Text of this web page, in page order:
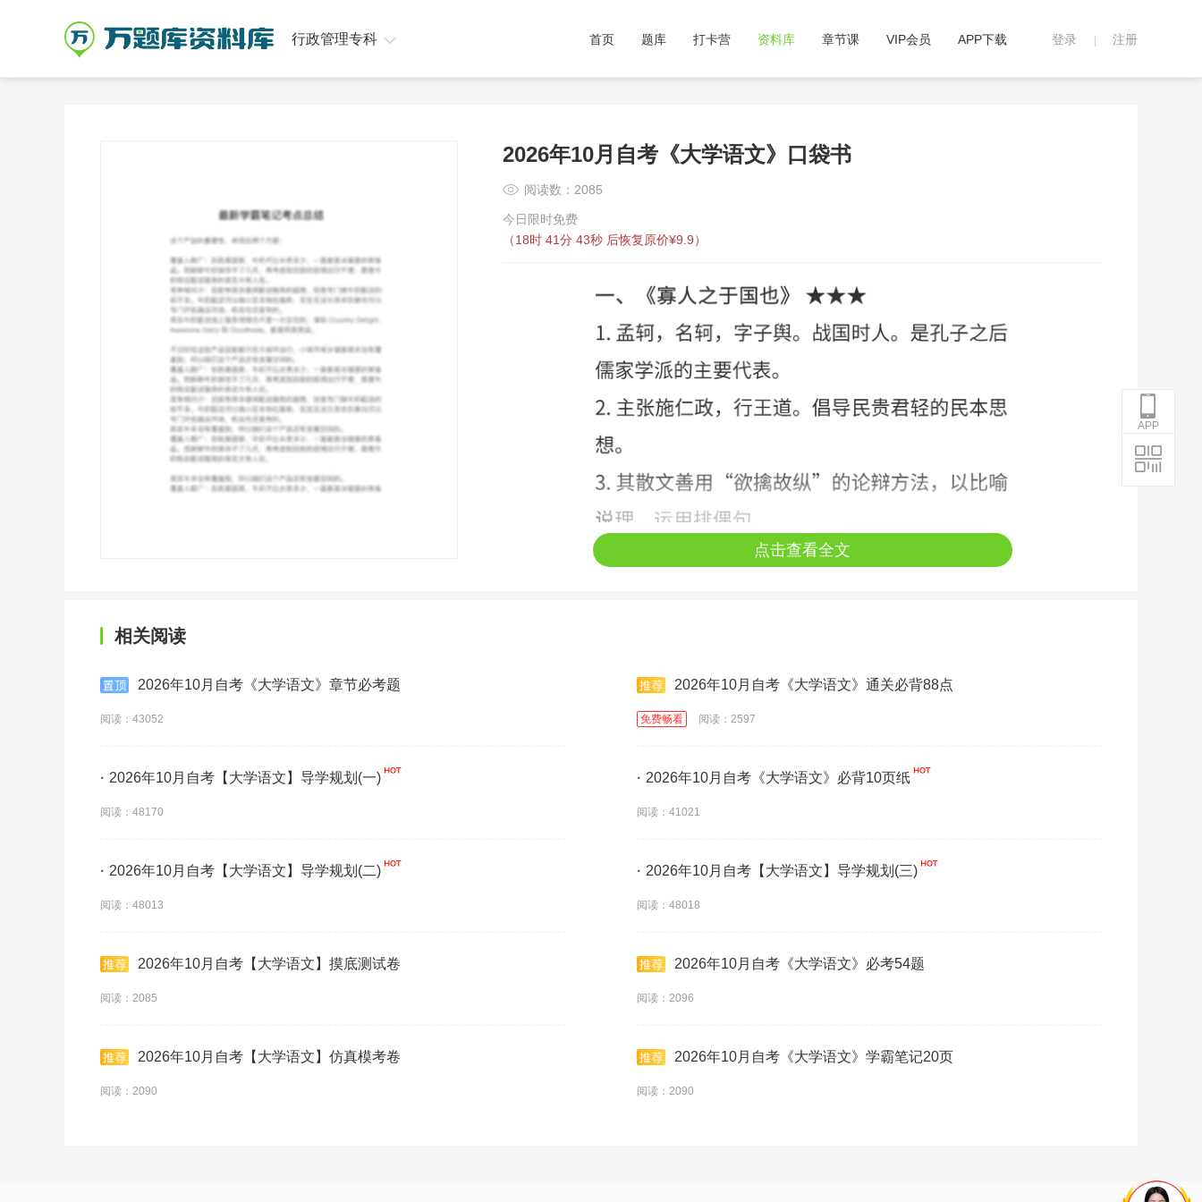
登录 注册
首页 题库 打卡营 资料库 章节课 VIP会员 APP下载
行政管理专科
2026年10月自考《大学语文》口袋书
阅读数：2085
今日限时免费
（18时 41分 43秒 后恢复原价¥9.9）
点击查看全文
相关阅读
2026年10月自考《大学语文》章节必考题
阅读：43052
2026年10月自考《大学语文》通关必背88点
免费畅看 阅读：2597
· 2026年10月自考【大学语文】导学规划(一)
阅读：48170
· 2026年10月自考《大学语文》必背10页纸
阅读：41021
· 2026年10月自考【大学语文】导学规划(二)
阅读：48013
· 2026年10月自考【大学语文】导学规划(三)
阅读：48018
2026年10月自考【大学语文】摸底测试卷
阅读：2085
2026年10月自考《大学语文》必考54题
阅读：2096
2026年10月自考【大学语文】仿真模考卷
阅读：2090
2026年10月自考《大学语文》学霸笔记20页
阅读：2090
APP